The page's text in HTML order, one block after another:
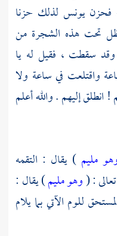
فحزنيونس لذلك حزنا
تحت هذه الشجرة من
سقطت ، فقيل له يا
واقتلعت في ساعة ولا
انطلق إليهم . والله أعلم
مليم ) يقال : التقمه
: (وهو مليم) يقال :
للوم الآتي بما يلام